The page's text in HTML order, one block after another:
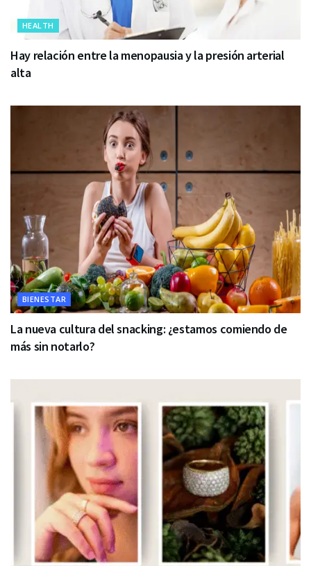
HEALTH
Hay relación entre la menopausia y la presión arterial
alta
BIENESTAR
La nueva cultura del snacking: ¿estamos comiendo de
más sin notarlo?